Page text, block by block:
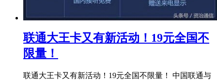
​联通大王卡又有新活动！19元全国不
限量！
联通大王卡又有新活动！19元全国不限量！ 中国联通与